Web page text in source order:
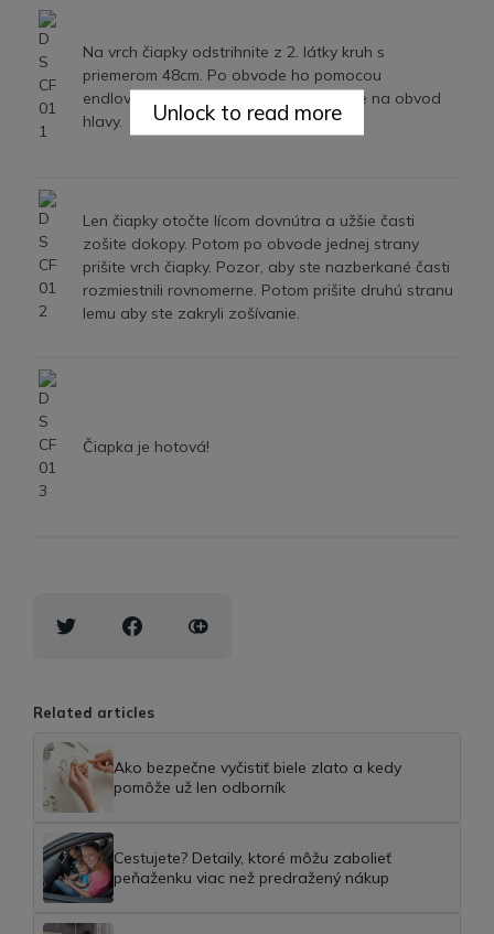
Na vrch čiapky odstrihnite z 2. látky kruh s
priemerom 48cm. Po obvode ho pomocou
endlovacieho stehu nazberkajte presne na obvod
hlavy.
Len čiapky otočte lícom dovnútra a užšie časti
zošite dokopy. Potom po obvode jednej strany
prišite vrch čiapky. Pozor, aby ste nazberkané časti
rozmiestnili rovnomerne. Potom prišite druhú stranu
lemu aby ste zakryli zošívanie.
Čiapka je hotová!
Related articles
Ako bezpečne vyčistiť biele zlato a kedy
pomôže už len odborník
Cestujete? Detaily, ktoré môžu zabolieť
peňaženku viac než predražený nákup
Unlock to read more